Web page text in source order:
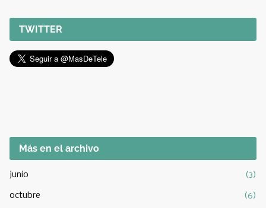
TWITTER
Más en el archivo
junio (3)
octubre (6)